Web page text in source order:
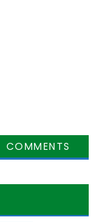
COMMENTS